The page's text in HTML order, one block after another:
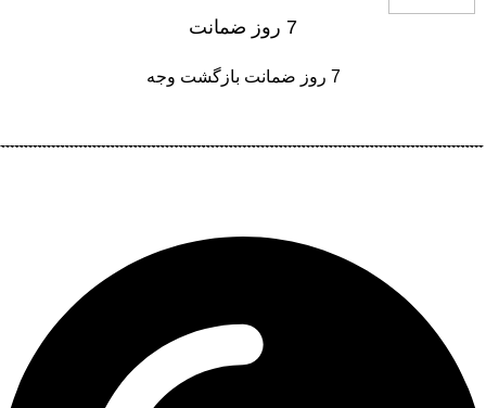
7 روز ضمانت
7 روز ضمانت بازگشت وجه